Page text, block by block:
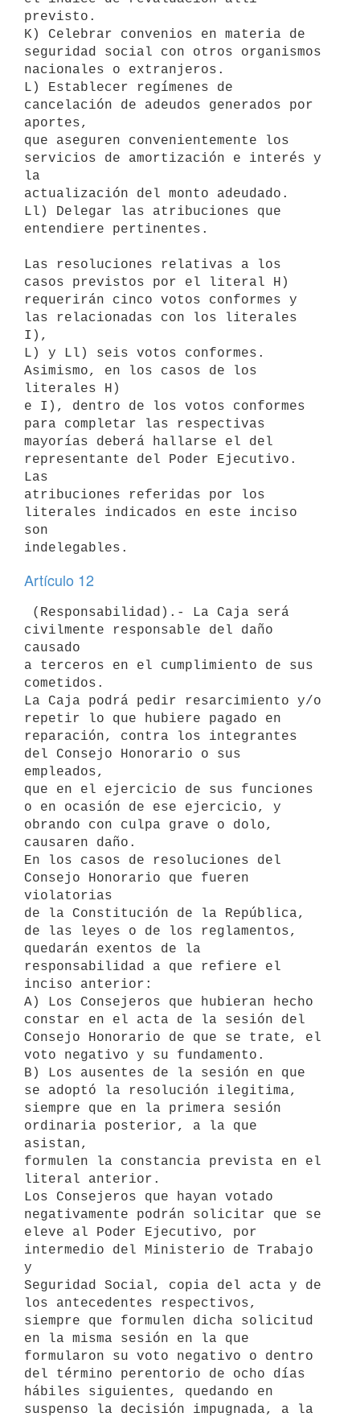
previsto.
K) Celebrar convenios en materia de
seguridad social con otros organismos
nacionales o extranjeros.
L) Establecer regímenes de
cancelación de adeudos generados por
aportes,
que aseguren convenientemente los
servicios de amortización e interés y
la
actualización del monto adeudado.
Ll) Delegar las atribuciones que
entendiere pertinentes.
Las resoluciones relativas a los
casos previstos por el literal H)
requerirán cinco votos conformes y
las relacionadas con los literales
I),
L) y Ll) seis votos conformes.
Asimismo, en los casos de los
literales H)
e I), dentro de los votos conformes
para completar las respectivas
mayorías deberá hallarse el del
representante del Poder Ejecutivo.
Las
atribuciones referidas por los
literales indicados en este inciso
son
Artículo 12
civilmente responsable del daño
causado
a terceros en el cumplimiento de sus
cometidos.
La Caja podrá pedir resarcimiento y/o
repetir lo que hubiere pagado en
reparación, contra los integrantes
del Consejo Honorario o sus
empleados,
que en el ejercicio de sus funciones
o en ocasión de ese ejercicio, y
obrando con culpa grave o dolo,
causaren daño.
En los casos de resoluciones del
Consejo Honorario que fueren
violatorias
de la Constitución de la República,
de las leyes o de los reglamentos,
quedarán exentos de la
responsabilidad a que refiere el
inciso anterior:
A) Los Consejeros que hubieran hecho
constar en el acta de la sesión del
Consejo Honorario de que se trate, el
voto negativo y su fundamento.
B) Los ausentes de la sesión en que
se adoptó la resolución ilegitima,
siempre que en la primera sesión
ordinaria posterior, a la que
asistan,
formulen la constancia prevista en el
literal anterior.
Los Consejeros que hayan votado
negativamente podrán solicitar que se
eleve al Poder Ejecutivo, por
intermedio del Ministerio de Trabajo
y
Seguridad Social, copia del acta y de
los antecedentes respectivos,
siempre que formulen dicha solicitud
en la misma sesión en la que
formularon su voto negativo o dentro
del término perentorio de ocho días
hábiles siguientes, quedando en
suspenso la decisión impugnada, a la